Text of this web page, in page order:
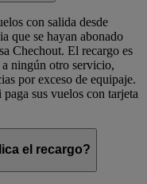
con salida desde
que se hayan abonado
Chechout. El recargo es
ningún otro servicio,
por exceso de equipaje.
sus vuelos con tarjeta
el recargo?